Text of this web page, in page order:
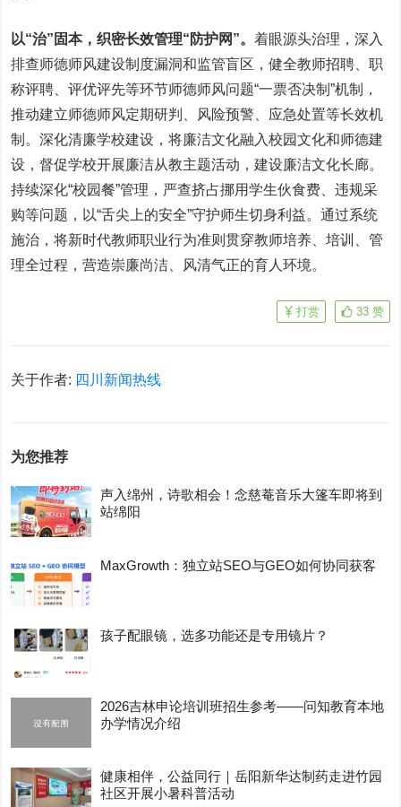
以“治”固本，织密长效管理“防护网”。着眼源头治理，深入
排查师德师风建设制度漏洞和监管盲区，健全教师招聘、职
称评聘、评优评先等环节师德师风问题“一票否决制”机制，
推动建立师德师风定期研判、风险预警、应急处置等长效机
制。深化清廉学校建设，将廉洁文化融入校园文化和师德建
设，督促学校开展廉洁从教主题活动，建设廉洁文化长廊。
持续深化“校园餐”管理，严查挤占挪用学生伙食费、违规采
购等问题，以“舌尖上的安全”守护师生切身利益。通过系统
施治，将新时代教师职业行为准则贯穿教师培养、培训、管
理全过程，营造崇廉尚洁、风清气正的育人环境。
33 赞
打赏
关于作者: 四川新闻热线
为您推荐
声入绵州，诗歌相会！念慈菴音乐大篷车即将到
站绵阳
MaxGrowth：独立站SEO与GEO如何协同获客
孩子配眼镜，选多功能还是专用镜片？
2026吉林申论培训班招生参考——问知教育本地
办学情况介绍
健康相伴，公益同行｜岳阳新华达制药走进竹园
社区开展小暑科普活动